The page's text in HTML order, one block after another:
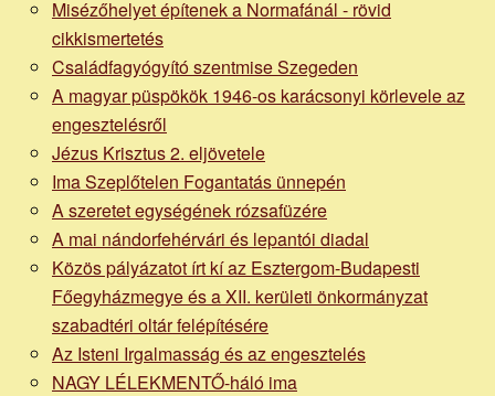
Misézőhelyet építenek a Normafánál - rövid
cikkismertetés
Családfagyógyító szentmise Szegeden
A magyar püspökök 1946-os karácsonyi körlevele az
engesztelésről
Jézus Krisztus 2. eljövetele
Ima Szeplőtelen Fogantatás ünnepén
A szeretet egységének rózsafüzére
A mai nándorfehérvári és lepantói diadal
Közös pályázatot írt kí az Esztergom-Budapesti
Főegyházmegye és a XII. kerületi önkormányzat
szabadtéri oltár felépítésére
Az Isteni Irgalmasság és az engesztelés
NAGY LÉLEKMENTŐ-háló ima